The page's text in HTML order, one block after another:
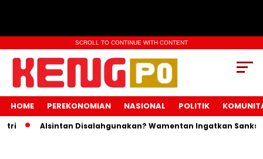
SCROLL TO CONTINUE WITH CONTENT
HOME PEREKONOMIAN NASIONAL POLITIK
Alsintan Disalahgunakan? Wamentan Ingatkan Sanksi